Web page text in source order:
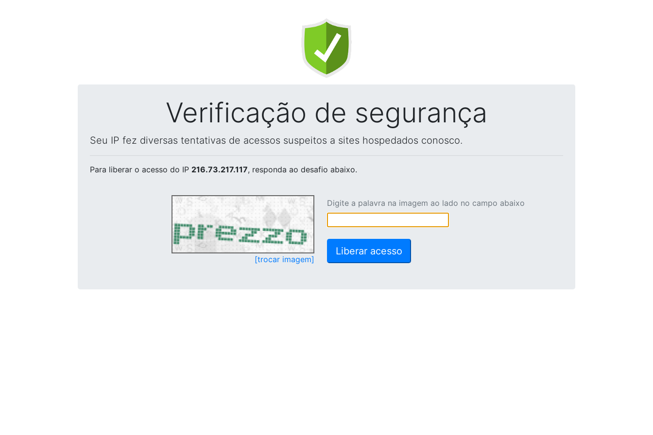
Verificação de segurança
Seu IP fez diversas tentativas de acessos suspeitos a sites hospedados conosco.
Para liberar o acesso do IP 216.73.217.117, responda ao desafio abaixo.
[trocar imagem]
Digite a palavra na imagem ao lado no campo abaixo